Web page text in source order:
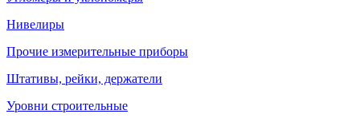
Нивелиры
Прочие измерительные приборы
Штативы, рейки, держатели
Уровни строительные